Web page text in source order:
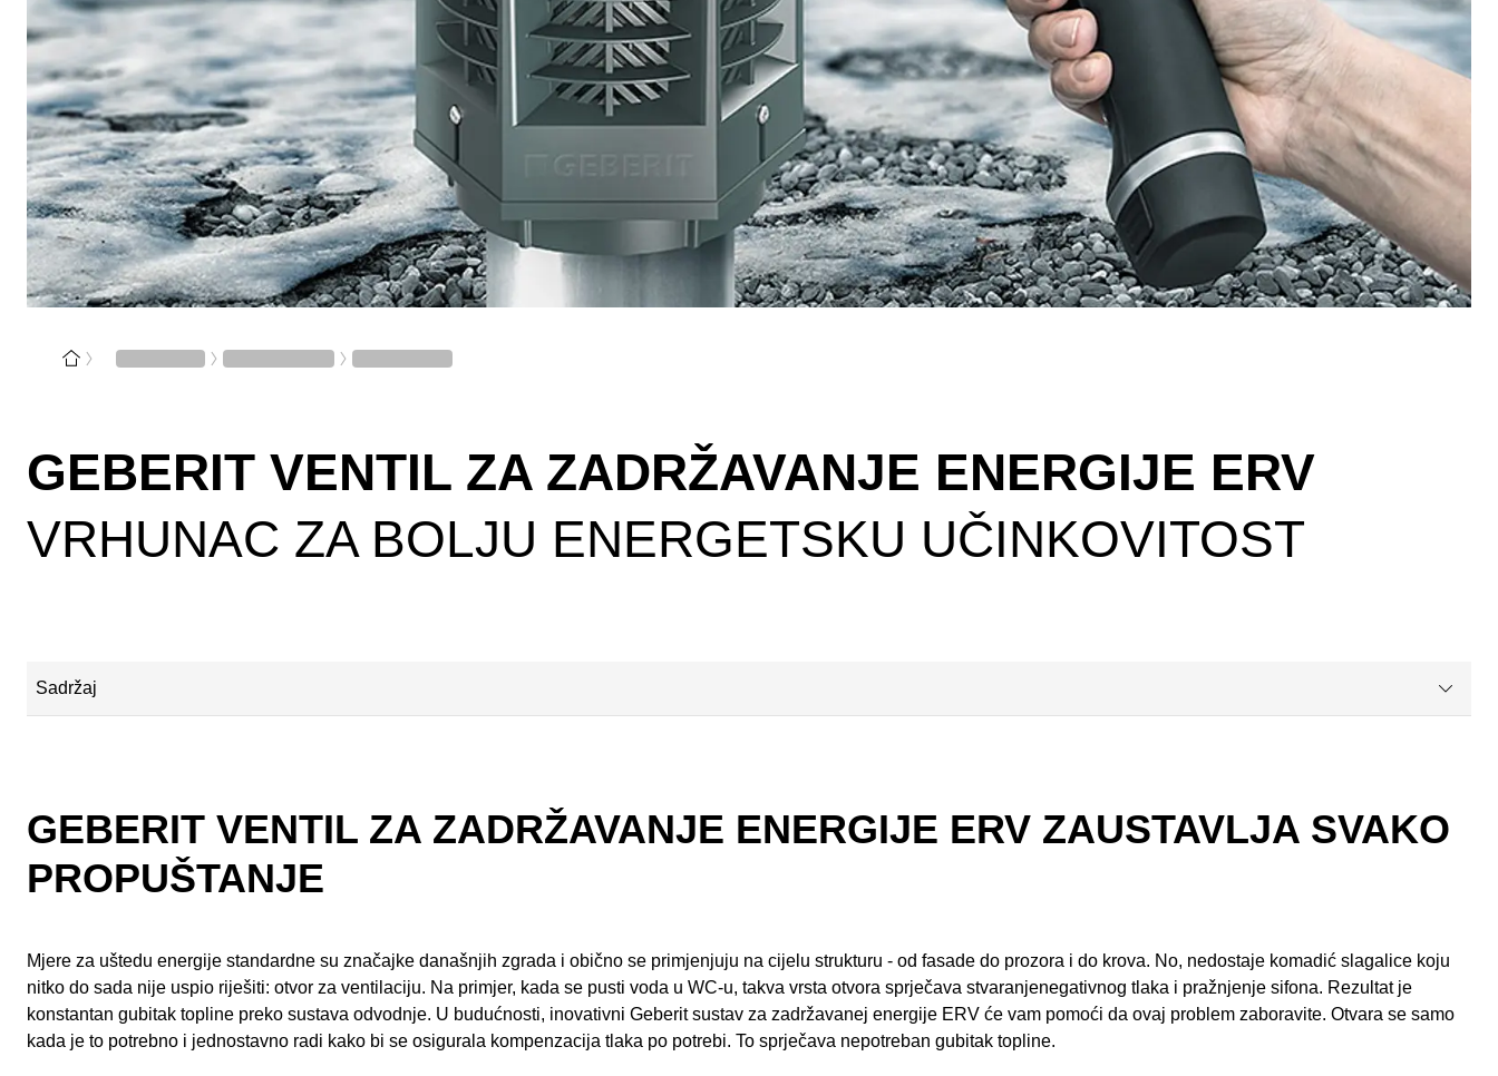
GEBERIT VENTIL ZA ZADRŽAVANJE ENERGIJE ERV
VRHUNAC ZA BOLJU ENERGETSKU UČINKOVITOST
Sadržaj
Gubitak topline kroz krov
Sve tehničke informacije o Geberit ventilu za zadržavanje energije ERV
GEBERIT VENTIL ZA ZADRŽAVANJE ENERGIJE ERV ZAUSTAVLJA SVAKO
PROPUŠTANJE
Mjere za uštedu energije standardne su značajke današnjih zgrada i obično se primjenjuju na cijelu strukturu - od fasade do prozora i do krova. No, nedostaje komadić slagalice koju
nitko do sada nije uspio riješiti: otvor za ventilaciju. Na primjer, kada se pusti voda u WC-u, takva vrsta otvora sprječava stvaranjenegativnog tlaka i pražnjenje sifona. Rezultat je
konstantan gubitak topline preko sustava odvodnje. U budućnosti, inovativni Geberit sustav za zadržavanej energije ERV će vam pomoći da ovaj problem zaboravite. Otvara se samo
kada je to potrebno i jednostavno radi kako bi se osigurala kompenzacija tlaka po potrebi. To sprječava nepotreban gubitak topline.